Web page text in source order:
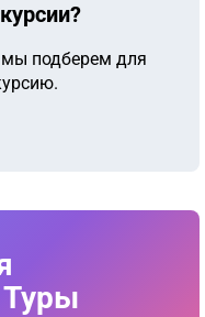
мы подберем для